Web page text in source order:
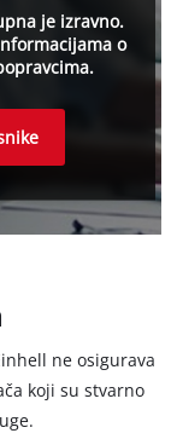
je izravno.
o
ne osigurava
koji su stvarno